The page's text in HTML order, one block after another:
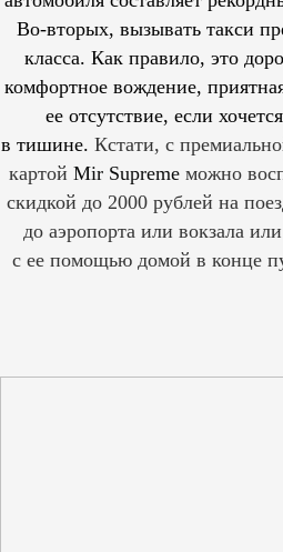
Во-вторых, вызывать такси
класса. Как правило, это
комфортное вождение,
ее отсутствие, если
в тишине. Кстати, с
картой Mir Supreme можно
скидкой до 2000 рублей на
до аэропорта или вокзала
с ее помощью домой в конце